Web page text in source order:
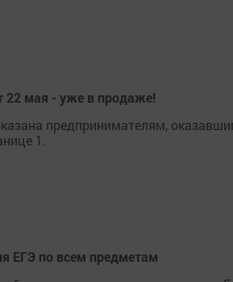
22 мая - уже в продаже!
предпринимателям,
1.
ЕГЭ по всем предметам